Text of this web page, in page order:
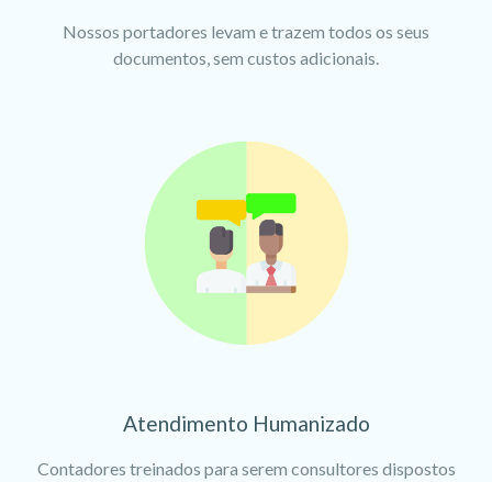
Nossos portadores levam e trazem todos os seus
documentos, sem custos adicionais.
Atendimento Humanizado
Contadores treinados para serem consultores dispostos